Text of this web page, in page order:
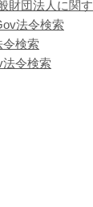
財団法人に関す
法令検索
検索
令検索